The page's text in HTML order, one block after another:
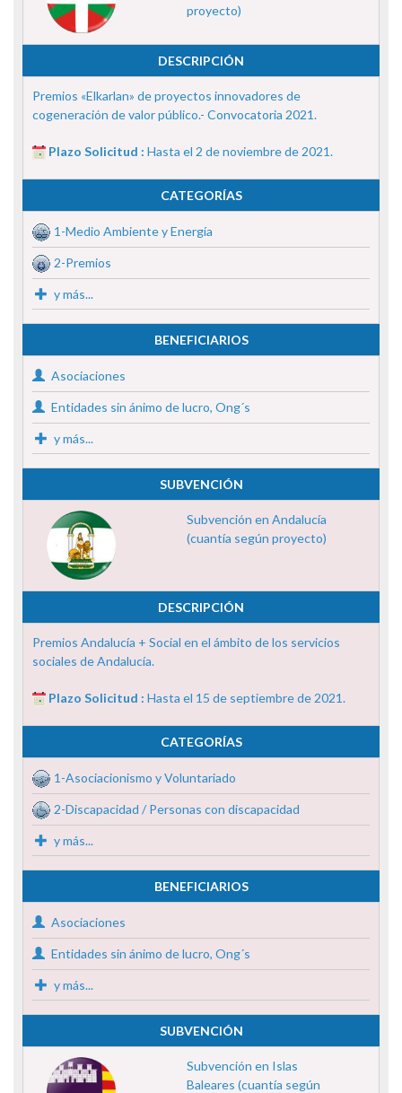
proyecto)
DESCRIPCIÓN
Premios «Elkarlan» de proyectos innovadores de
cogeneración de valor público.- Convocatoria 2021.
Plazo Solicitud : Hasta el 2 de noviembre de 2021.
CATEGORÍAS
1-Medio Ambiente y Energía
2-Premios
y más...
BENEFICIARIOS
Asociaciones
Entidades sin ánimo de lucro, Ong´s
y más...
SUBVENCIÓN
Subvención en Andalucía
(cuantía según proyecto)
DESCRIPCIÓN
Premios Andalucía + Social en el ámbito de los servicios
sociales de Andalucía.
Plazo Solicitud : Hasta el 15 de septiembre de 2021.
CATEGORÍAS
1-Asociacionismo y Voluntariado
2-Discapacidad / Personas con discapacidad
y más...
BENEFICIARIOS
Asociaciones
Entidades sin ánimo de lucro, Ong´s
y más...
SUBVENCIÓN
Subvención en Islas
Baleares (cuantía según